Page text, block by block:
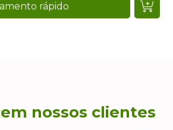
rápido
nossos clientes